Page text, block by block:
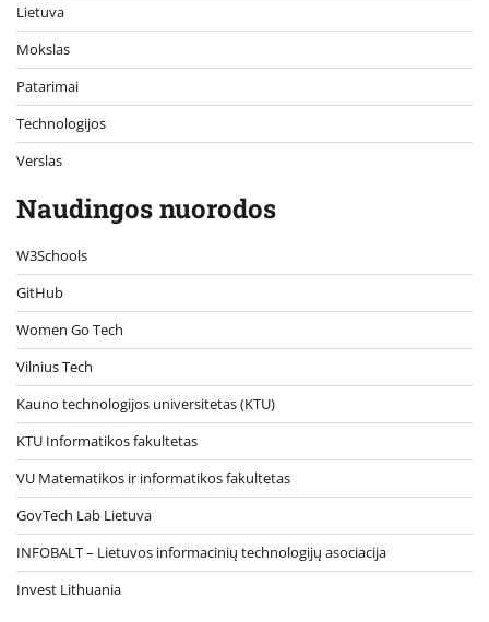
Lietuva
Mokslas
Patarimai
Technologijos
Verslas
Naudingos nuorodos
W3Schools
GitHub
Women Go Tech
Vilnius Tech
Kauno technologijos universitetas (KTU)
KTU Informatikos fakultetas
VU Matematikos ir informatikos fakultetas
GovTech Lab Lietuva
INFOBALT – Lietuvos informacinių technologijų asociacija
Invest Lithuania